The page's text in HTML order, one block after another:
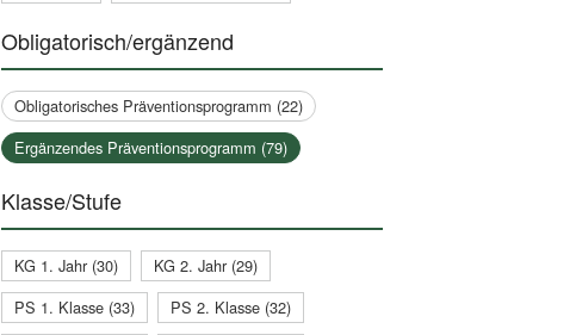
Obligatorisch/ergänzend
Obligatorisches Präventionsprogramm (22)
Ergänzendes Präventionsprogramm (79)
Klasse/Stufe
KG 1. Jahr (30)
KG 2. Jahr (29)
PS 1. Klasse (33)
PS 2. Klasse (32)